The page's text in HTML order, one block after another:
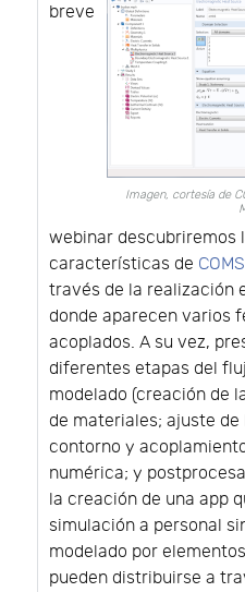
Imagen, cortesía de
breve
webinar descubriremos
características de
través de la realización
donde aparecen varios
acoplados. A su vez,
diferentes etapas del
modelado (creación de
de materiales; ajuste
contorno y
numérica; y
la creación de una app
simulación a personal
modelado por
pueden distribuirse a